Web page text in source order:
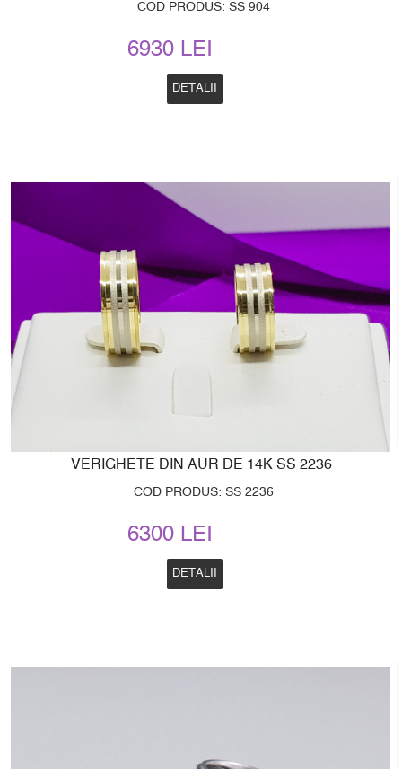
COD PRODUS: SS 904
6930 LEI
DETALII
VERIGHETE DIN AUR DE 14K SS 2236
COD PRODUS: SS 2236
6300 LEI
DETALII